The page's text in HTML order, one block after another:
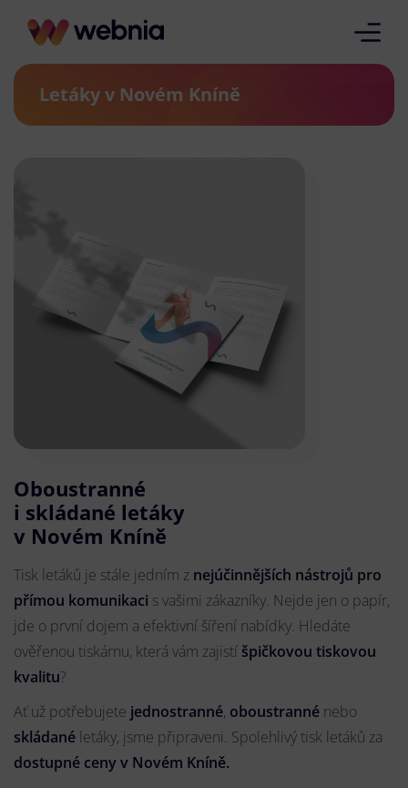
Letáky v Novém Kníně
Oboustranné
i skládané letáky
v Novém Kníně
Tisk letáků je stále jedním z nejúčinnějších nástrojů pro
přímou komunikaci s vašimi zákazníky. Nejde jen o papír,
jde o první dojem a efektivní šíření nabídky. Hledáte
ověřenou tiskárnu, která vám zajistí špičkovou tiskovou
kvalitu?
Ať už potřebujete jednostranné, oboustranné nebo
skládané letáky, jsme připraveni. Spolehlivý tisk letáků za
dostupné ceny v Novém Kníně.